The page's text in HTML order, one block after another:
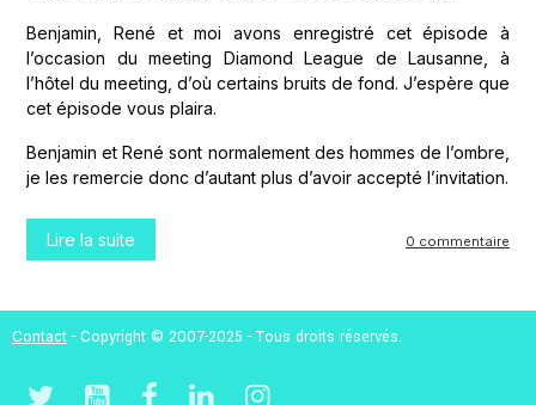
Benjamin, René et moi avons enregistré cet épisode à
l’occasion du meeting Diamond League de Lausanne, à
l’hôtel du meeting, d’où certains bruits de fond. J’espère que
cet épisode vous plaira.
Benjamin et René sont normalement des hommes de l’ombre,
je les remercie donc d’autant plus d’avoir accepté l’invitation.
Lire la suite 0 commentaire
Contact - Copyright © 2007-2025 - Tous droits réservés.